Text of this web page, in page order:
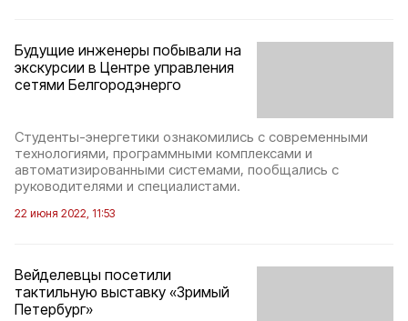
Будущие инженеры побывали на
экскурсии в Центре управления
сетями Белгородэнерго
Студенты-энергетики ознакомились с современными
технологиями, программными комплексами и
автоматизированными системами, пообщались с
руководителями и специалистами.
22 июня 2022, 11:53
Вейделевцы посетили
тактильную выставку «Зримый
Петербург»